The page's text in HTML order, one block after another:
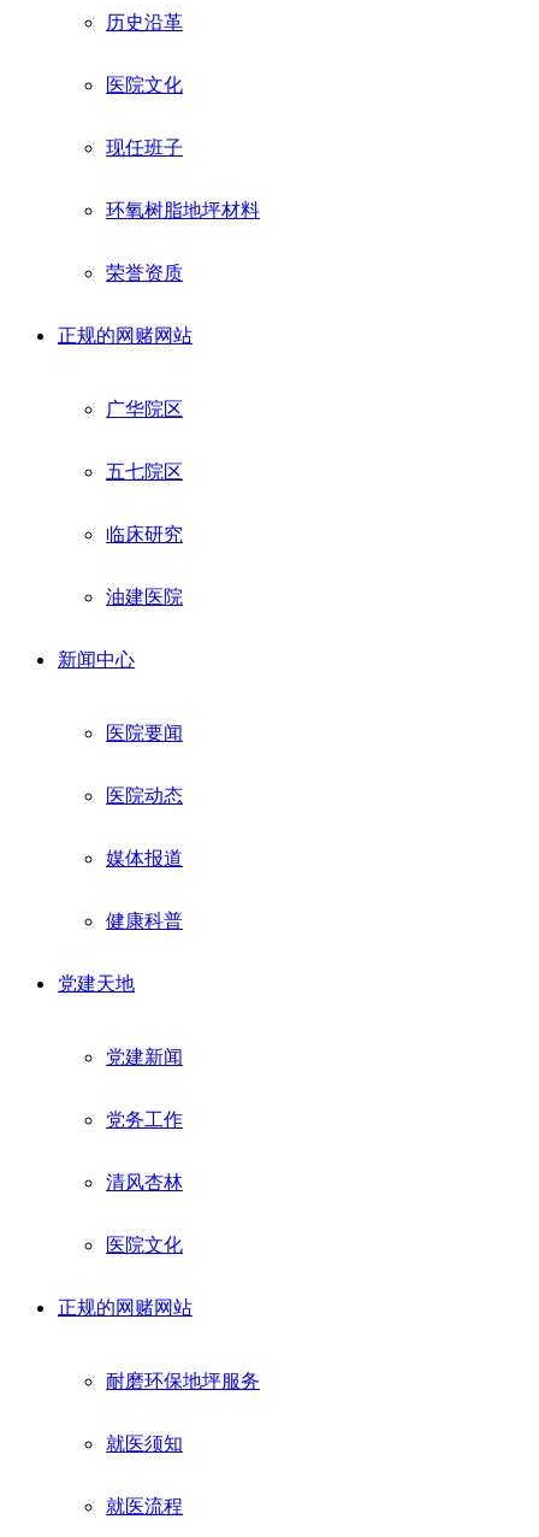
历史沿革
医院文化
现任班子
环氧树脂地坪材料
荣誉资质
正规的网赌网站
广华院区
五七院区
临床研究
油建医院
新闻中心
医院要闻
医院动态
媒体报道
健康科普
党建天地
党建新闻
党务工作
清风杏林
医院文化
正规的网赌网站
耐磨环保地坪服务
就医须知
就医流程